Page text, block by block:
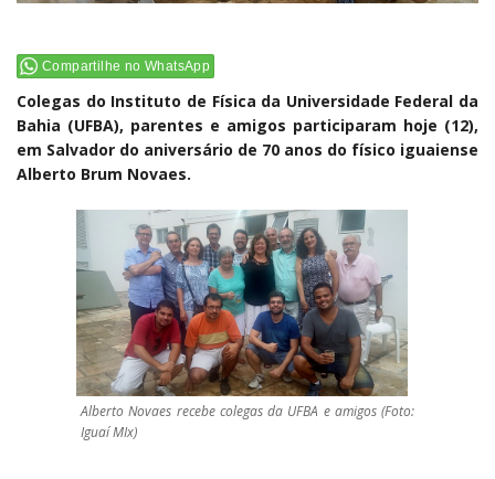
Compartilhe no WhatsApp
Colegas do Instituto de Física da Universidade Federal da
Bahia (UFBA), parentes e amigos participaram hoje (12),
em Salvador do aniversário de 70 anos do físico iguaiense
Alberto Brum Novaes.
Alberto Novaes recebe colegas da UFBA e amigos (Foto:
Iguaí MIx)